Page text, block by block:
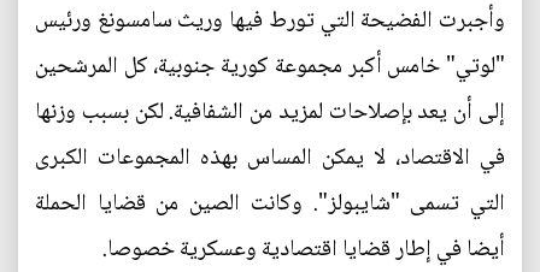
وأجبرت الفضيحة التي تورط فيها وريث سامسونغ ورئيس
"لوتي" خامس أكبر مجموعة كورية جنوبية، كل المرشحين
إلى أن يعد بإصلاحات لمزيد من الشفافية. لكن بسبب وزنها
في الاقتصاد، لا يمكن المساس بهذه المجموعات الكبرى
التي تسمى "شايبولز". وكانت الصين من قضايا الحملة
أيضا في إطار قضايا اقتصادية وعسكرية خصوصا.